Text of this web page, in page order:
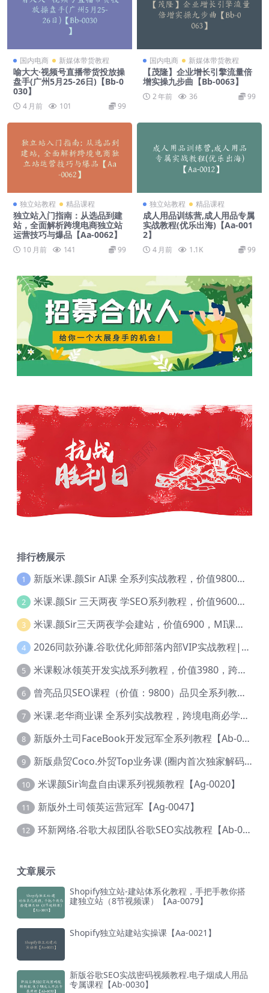
国内电商 新媒体带货教程
喻大大·视频号直播带货投放操
盘手(广州5月25-26日)【Bb-0
030】
4 月前 101 99
国内电商 新媒体带货教程
【茂隆】企业增长引擎流量倍
增实操九步曲【Bb-0063】
2 年前 36 99
独立站教程 精品课程
独立站入门指南：从选品到建
站，全面解析跨境电商独立站
运营技巧与爆品【Aa-0062】
10 月前 141 99
独立站教程 精品课程
成人用品训练营,成人用品专属
实战教程(优乐出海)【Aa-001
2】
4 月前 1.1K 99
排行榜展示
1 新版米课.颜Sir AI课 全系列实战教程，价值9800，跨境首选！【Ag-0052】
2 米课.颜Sir 三天两夜 学SEO系列教程，价值9600元，跨境人都在学 【Ag-0056】
3 米课.颜Sir三天两夜学会建站，价值6900，MI课甄选课程 【Ag-0055】
4 2026同款孙谦.谷歌优化师部落内部VIP实战教程|价值4999元全网独家解码（官方报名版本）【@034】
5 米课毅冰领英开发实战系列教程，价值3980，跨境必选【Ag-0049】
6 曾亮品贝SEO课程（价值：9800）品贝全系列教程 【Ab-0022】
7 米课.老华商业课 全系列实战教程，跨境电商必学，价值16900元【Ag-0053】
8 新版外土司FaceBook开发冠军全系列教程【Ab-0021】
9 新版鼎贸Coco.外贸Top业务课 (圈内首次独家解码|460节课)【Ag-0091】
10 米课颜Sir询盘自由课系列视频教程【Ag-0020】
11 新版外土司领英运营冠军【Ag-0047】
12 环新网络.谷歌大叔团队谷歌SEO实战教程【Ab-0024】
文章展示
Shopify独立站-建站体系化教程，手把手教你搭
建独立站（8节视频课）【Aa-0079】
Shopify独立站建站实操课【Aa-0021】
新版谷歌SEO实战密码视频教程.电子烟成人用品
专属课程【Ab-0030】